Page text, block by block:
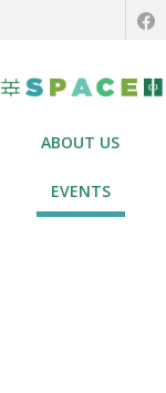
ABOUT US
EVENTS